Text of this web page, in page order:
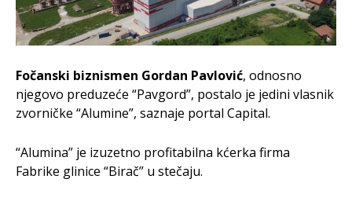
Fočanski biznismen Gordan Pavlović, odnosno
njegovo preduzeće “Pavgord”, postalo je jedini vlasnik
zvorničke “Alumine”, saznaje portal Capital.
“Alumina” je izuzetno profitabilna kćerka firma
Fabrike glinice “Birač” u stečaju.